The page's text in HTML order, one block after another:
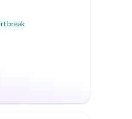
break
Top-Listing